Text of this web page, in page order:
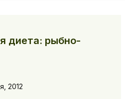
диета: рыбно-
2012